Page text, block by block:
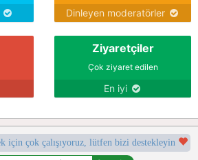
Dinleyen moderatörler
Ziyaretçiler
Çok ziyaret edilen
En iyi
için çok çalışıyoruz, lütfen bizi destekleyin